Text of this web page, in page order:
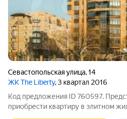
Севастопольская улица,14
ЖК The Liberty, 3 квартал 2016
Код предложения ID 760597.
приобрести квартиру в элитном